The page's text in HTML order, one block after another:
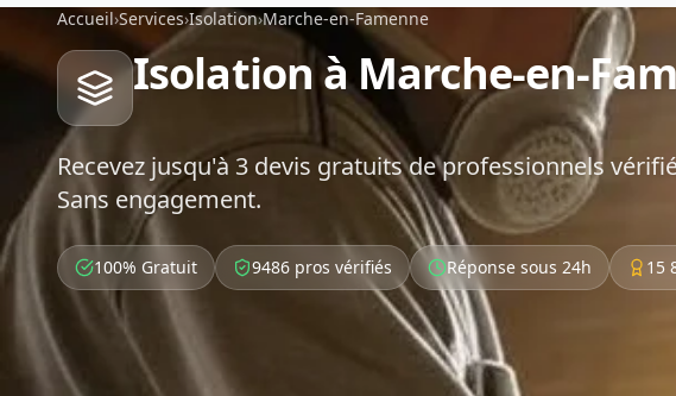
Accueil›Services›Isolation›Marche-en-Famenne
Isolation à Marche-en-
Recevez jusqu'à 3 devis gratuits de professionnels
Sans engagement.
100% Gratuit 9486 pros vérifiés Réponse sous 24h 15